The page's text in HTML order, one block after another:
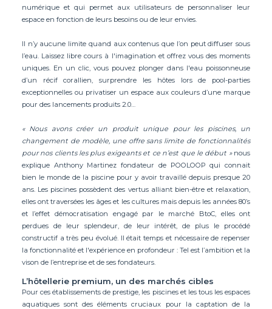
numérique et qui permet aux utilisateurs de personnaliser leur
espace en fonction de leurs besoins ou de leur envies.
Il n’y aucune limite quand aux contenus que l’on peut diffuser sous
l’eau. Laissez libre cours à l'imagination et offrez vous des moments
uniques. En un clic, vous pouvez plonger dans l'eau poissonneuse
d’un récif corallien, surprendre les hôtes lors de pool-parties
exceptionnelles ou privatiser un espace aux couleurs d’une marque
pour des lancements produits 2.0…
« Nous avons créer un produit unique pour les piscines, un
changement de modèle, une offre sans limite de fonctionnalités
pour nos clients les plus exigeants et ce n’est que le début »nous
explique Anthony Martinez fondateur de POOLOOP qui connait
bien le monde de la piscine pour y avoir travaillé depuis presque 20
ans. Les piscines possèdent des vertus alliant bien-être et relaxation,
elles ont traversées les âges et les cultures mais depuis les années 80’s
et l’effet démocratisation engagé par le marché BtoC, elles ont
perdues de leur splendeur, de leur intérêt, de plus le procédé
constructif a très peu évolué. Il était temps et nécessaire de repenser
la fonctionnalité et l'expérience en profondeur : Tel est l’ambition et la
vison de l’entreprise et de ses fondateurs.
L’hôtellerie premium, un des marchés cibles
Pour ces établissements de prestige, les piscines et les tous les espaces
aquatiques sont des éléments cruciaux pour la captation de la